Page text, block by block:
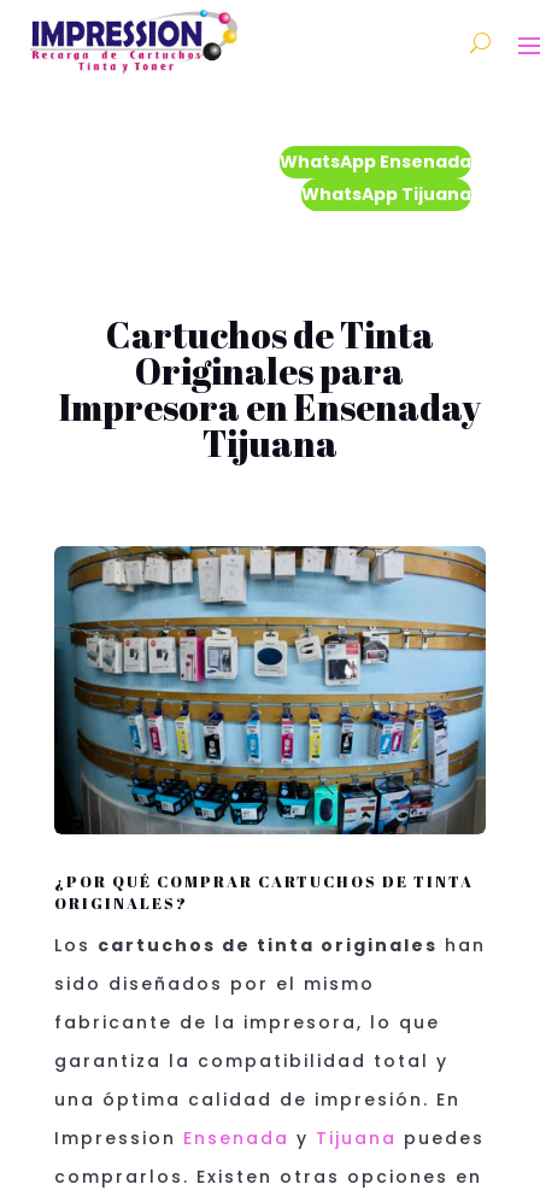
WhatsApp Ensenada
WhatsApp Tijuana
Cartuchos de Tinta
Originales para
Impresora en Ensenaday
Tijuana
¿POR QUÉ COMPRAR CARTUCHOS DE TINTA
ORIGINALES?
Los cartuchos de tinta originales han
sido diseñados por el mismo
fabricante de la impresora, lo que
garantiza la compatibilidad total y
una óptima calidad de impresión. En
Impression Ensenada y Tijuana puedes
comprarlos. Existen otras opciones en